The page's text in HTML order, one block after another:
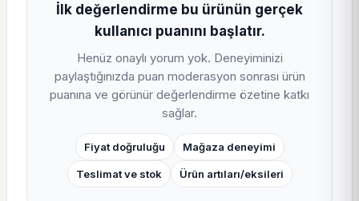
E14 LED Ampul arama sonuçları,güncel fırsatlar
kampanya listesiaynı alışveriş niyetini farklı açılardan
doğrulamaya yardımcı olur. Böylece kullanıcı hem ürünün
mevcut tekliflerini hem de yakın alternatiflerini tek sayfa
akışı içinde karşılaştırabilir; bu yapı SEO, AEO ve AI cevap
görünürlüğü için doğal, kullanıcı odaklı iç linkleme sağlar.
İlk değerlendirme bu ürünün gerçek
kullanıcı puanını başlatır.
Henüz onaylı yorum yok. Deneyiminizi
paylaştığınızda puan moderasyon sonrası ürün
puanına ve görünür değerlendirme özetine katkı
sağlar.
Fiyat doğruluğu Mağaza deneyimi
Teslimat ve stok Ürün artıları/eksileri